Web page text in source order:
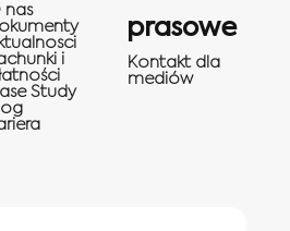
nas
i
Study
prasowe
Kontakt dla
mediów